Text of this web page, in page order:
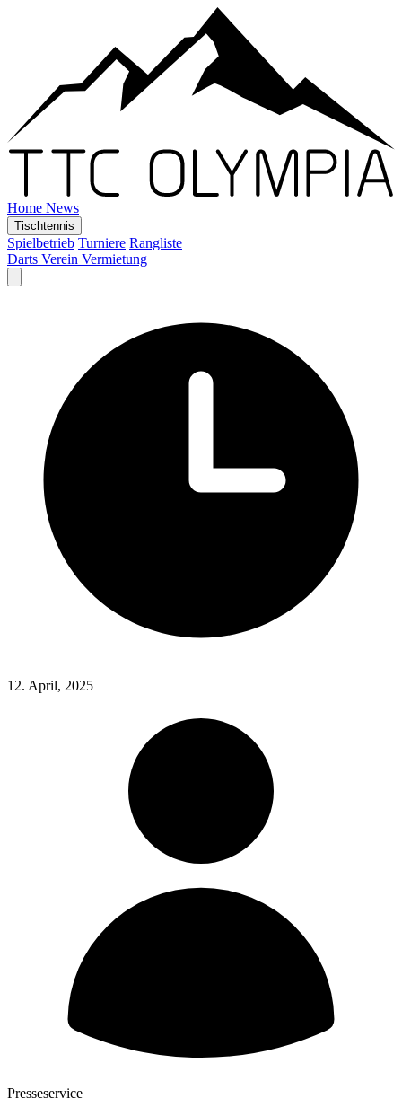
Home News
Tischtennis
Spielbetrieb Turniere Rangliste
Darts Verein Vermietung
12. April, 2025
Presseservice